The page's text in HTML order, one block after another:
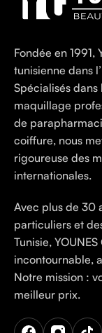
Fondée en 1991,
tunisienne dans
Spécialisés
maquillage
de
coiffure, nous
rigoureuse des
internationales.
Avec plus de 30
particuliers et
Tunisie,
incontournable,
Notre mission :
meilleur prix.